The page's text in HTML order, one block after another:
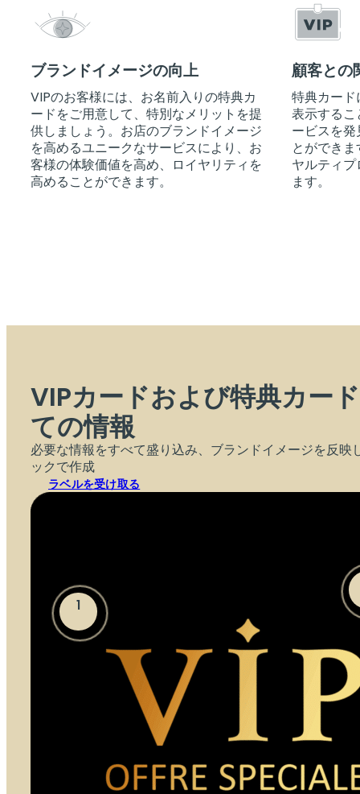
ブランドイメージの向上
VIPのお客様には、お名前入りの特典カ
ードをご用意して、特別なメリットを提
供しましょう。お店のブランドイメージ
を高めるユニークなサービスにより、お
客様の体験価値を高め、ロイヤリティを
高めることができます。
顧客との
特典カー
表示する
ービスを
とができ
ヤルティ
ます。
VIPカードおよび特典カー
ての情報
必要な情報をすべて盛り込み、ブランドイメージを反映
ックで作成
ラベルを受け取る
1